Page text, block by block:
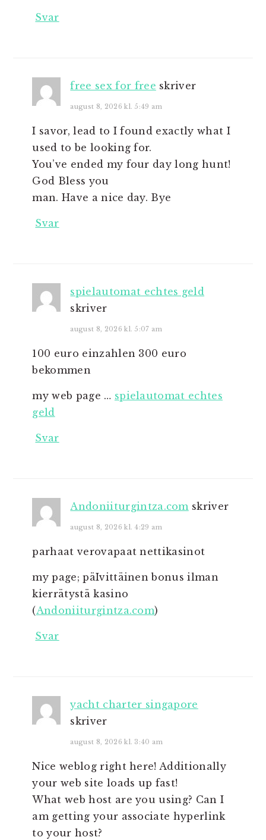
Svar
free sex for free skriver
august 8, 2026 kl. 5:49 am
I savor, lead to I found exactly what I
used to be looking for.
You’ve ended my four day long hunt!
God Bless you
man. Have a nice day. Bye
Svar
spielautomat echtes geld
skriver
august 8, 2026 kl. 5:07 am
100 euro einzahlen 300 euro
bekommen
my web page … spielautomat echtes
geld
Svar
Andoniiturgintza.com skriver
august 8, 2026 kl. 4:29 am
parhaat verovapaat nettikasinot
my page; päIvittäinen bonus ilman
kierrätystä kasino
(Andoniiturgintza.com)
Svar
yacht charter singapore
skriver
august 8, 2026 kl. 3:40 am
Nice weblog right here! Additionally
your web site loads up fast!
What web host are you using? Can I
am getting your associate hyperlink
to your host?